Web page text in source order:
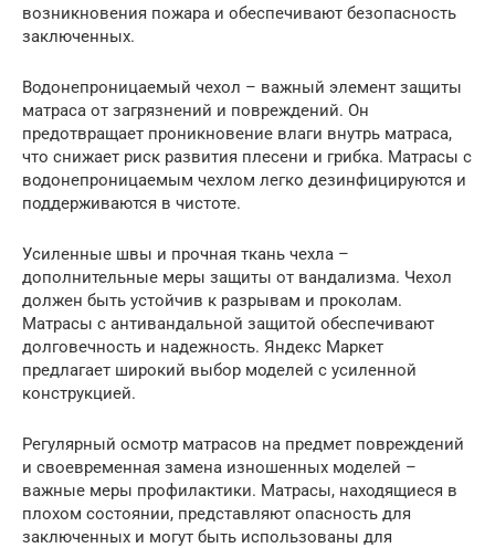
возникновения пожара и обеспечивают безопасность
заключенных.
Водонепроницаемый чехол – важный элемент защиты
матраса от загрязнений и повреждений. Он
предотвращает проникновение влаги внутрь матраса,
что снижает риск развития плесени и грибка. Матрасы с
водонепроницаемым чехлом легко дезинфицируются и
поддерживаются в чистоте.
Усиленные швы и прочная ткань чехла –
дополнительные меры защиты от вандализма. Чехол
должен быть устойчив к разрывам и проколам.
Матрасы с антивандальной защитой обеспечивают
долговечность и надежность. Яндекс Маркет
предлагает широкий выбор моделей с усиленной
конструкцией.
Регулярный осмотр матрасов на предмет повреждений
и своевременная замена изношенных моделей –
важные меры профилактики. Матрасы, находящиеся в
плохом состоянии, представляют опасность для
заключенных и могут быть использованы для